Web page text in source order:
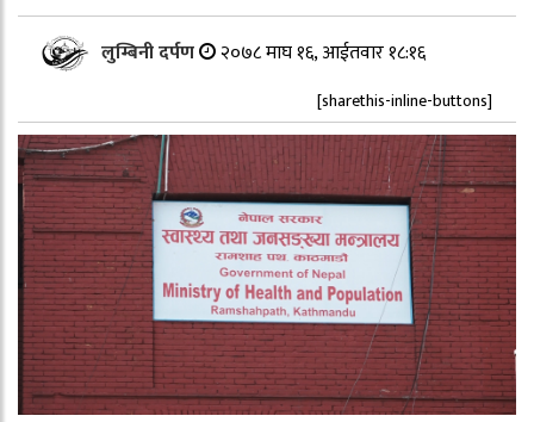
लुम्बिनी दर्पण २०७८ माघ १६, आईतवार १८:१६
[sharethis-inline-buttons]